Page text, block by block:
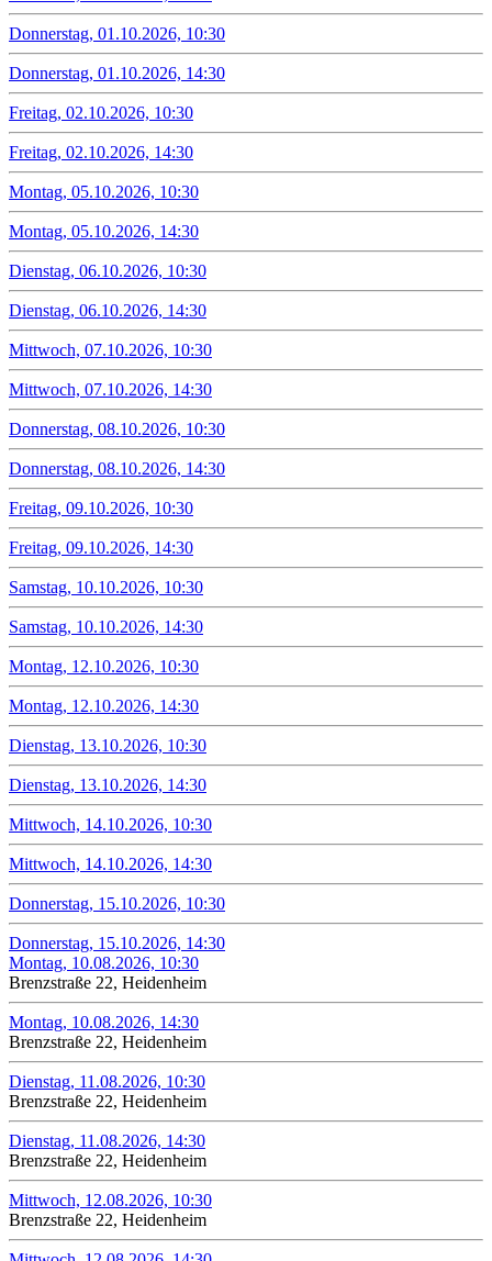
Donnerstag, 01.10.2026, 10:30
Donnerstag, 01.10.2026, 14:30
Freitag, 02.10.2026, 10:30
Freitag, 02.10.2026, 14:30
Montag, 05.10.2026, 10:30
Montag, 05.10.2026, 14:30
Dienstag, 06.10.2026, 10:30
Dienstag, 06.10.2026, 14:30
Mittwoch, 07.10.2026, 10:30
Mittwoch, 07.10.2026, 14:30
Donnerstag, 08.10.2026, 10:30
Donnerstag, 08.10.2026, 14:30
Freitag, 09.10.2026, 10:30
Freitag, 09.10.2026, 14:30
Samstag, 10.10.2026, 10:30
Samstag, 10.10.2026, 14:30
Montag, 12.10.2026, 10:30
Montag, 12.10.2026, 14:30
Dienstag, 13.10.2026, 10:30
Dienstag, 13.10.2026, 14:30
Mittwoch, 14.10.2026, 10:30
Mittwoch, 14.10.2026, 14:30
Donnerstag, 15.10.2026, 10:30
Donnerstag, 15.10.2026, 14:30
Montag, 10.08.2026, 10:30
Brenzstraße 22, Heidenheim
Montag, 10.08.2026, 14:30
Brenzstraße 22, Heidenheim
Dienstag, 11.08.2026, 10:30
Brenzstraße 22, Heidenheim
Dienstag, 11.08.2026, 14:30
Brenzstraße 22, Heidenheim
Mittwoch, 12.08.2026, 10:30
Brenzstraße 22, Heidenheim